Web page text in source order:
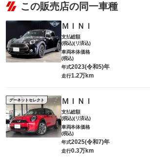
この販売店の同一車種
ＭＩＮＩ
支払総額
(税込)(リ済込)
車両本体価格
(税込)
年式2023(令和5)年
走行1.2万km
グーネットセレクト ＭＩＮＩ
支払総額
(税込)(リ済込)
車両本体価格
(税込)
年式2025(令和7)年
走行0.3万km